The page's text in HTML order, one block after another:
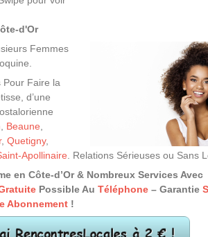
d'Or
Femmes
Pour Faire la
d’une
Beaune
, Quetigny,
Apollinaire . Relations Sérieuses ou Sans
en Côte-d’Or & Nombreux Services Avec
Possible Au Téléphone – Garantie
Abonnement !